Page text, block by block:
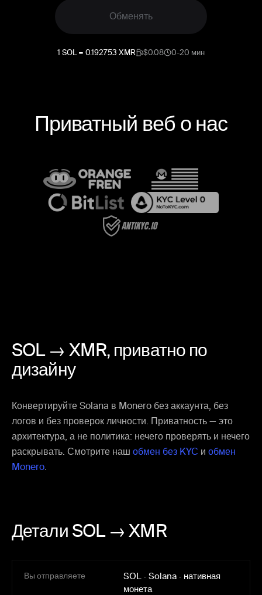
Обменять
1 SOL = 0.192753 XMR $0.08 0-20 мин
Приватный веб о нас
SOL → XMR, приватно по
дизайну
Конвертируйте Solana в Monero без аккаунта, без
логов и без проверок личности. Приватность — это
архитектура, а не политика: нечего проверять и нечего
раскрывать. Смотрите наш обмен без KYC и обмен
Monero.
Детали SOL → XMR
Вы отправляете SOL · Solana · нативная
монета